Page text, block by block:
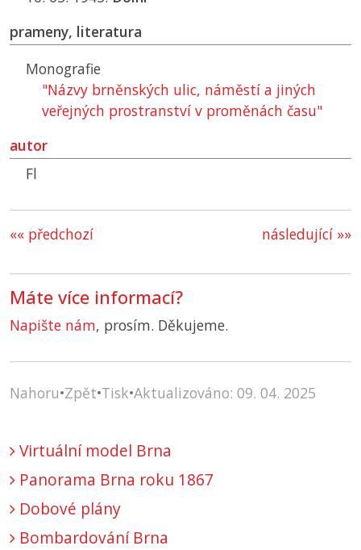
prameny, literatura
Monografie
"Názvy brněnských ulic, náměstí a jiných
veřejných prostranství v proměnách času"
autor
Fl
«« předchozí následující »»
Máte více informací?
Napište nám, prosím. Děkujeme.
Nahoru•Zpět•Tisk•Aktualizováno: 09. 04. 2025
Virtuální model Brna
Panorama Brna roku 1867
Dobové plány
Bombardování Brna